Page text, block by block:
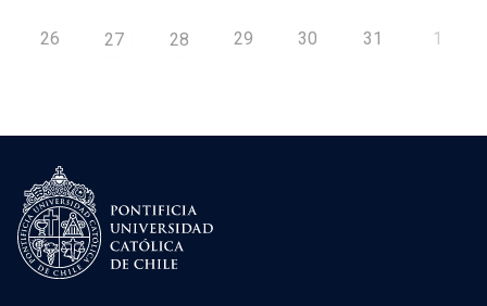
26 27 28 29 30 31 1